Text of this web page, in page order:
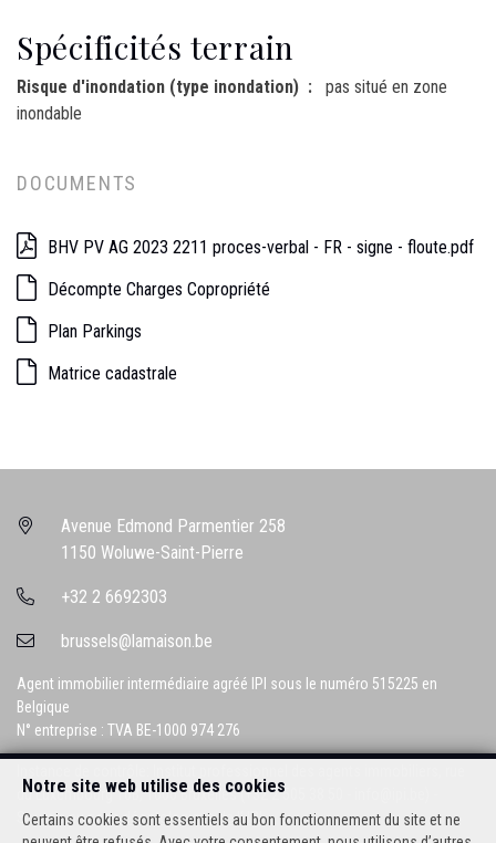
Spécificités terrain
Risque d'inondation (type inondation)
pas situé en zone
inondable
DOCUMENTS
BHV PV AG 2023 2211 proces-verbal - FR - signe - floute.pdf
Décompte Charges Copropriété
Plan Parkings
Matrice cadastrale
Notre site web utilise des cookies
Certains cookies sont essentiels au bon fonctionnement du site et ne
Avenue Edmond Parmentier 258
1150 Woluwe-Saint-Pierre
+32 2 6692303
brussels@lamaison.be
Agent immobilier intermédiaire agréé IPI sous le numéro 515225 en
Belgique
N° entreprise : TVA BE-1000 974 276
du Luxembourg 16B, 1000 Bruxelles (+32 2 505 38 50 - info@ipi.be) -
Soumis aucode déontologique de l’ IPI